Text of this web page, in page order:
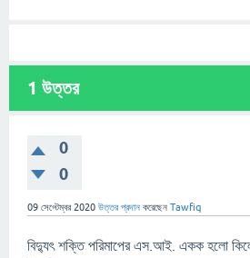
1 উত্তর
0
0
09 সেপ্টেম্বর 2020 উত্তর প্রদান করেছেন Tawfiq
বিদ্যুৎ শক্তি পরিমাপের এস.আই. একক হলো